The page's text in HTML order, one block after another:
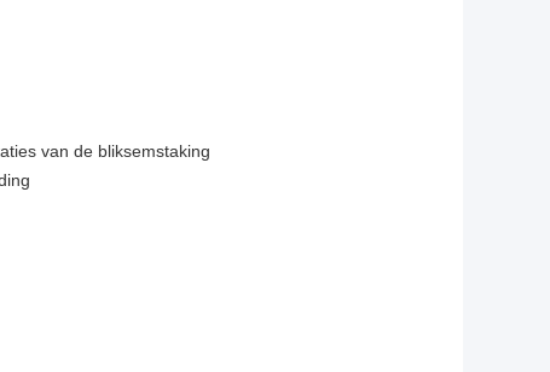
van de bliksemstaking